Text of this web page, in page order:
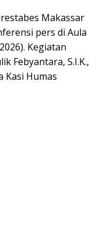
Makassar
pers di Aula
Kegiatan
Febyantara, S.I.K.,
Kasi Humas